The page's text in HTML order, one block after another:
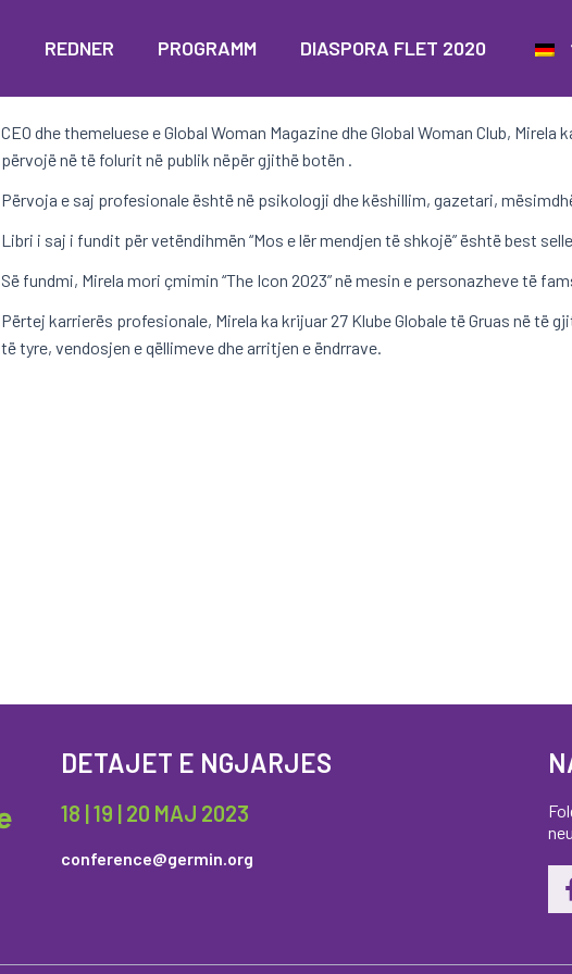
REDNER PROGRAMM DIASPORA FLET 2020
CEO dhe themeluese e Global Woman Magazine dhe Global Woman Club,
përvojë në të folurit në publik nëpër gjithë botën .
Përvoja e saj profesionale është në psikologji dhe këshillim, gazetari,
Libri i saj i fundit për vetëndihmën “Mos e lër mendjen të shkojë” është best
Së fundmi, Mirela mori çmimin “The Icon 2023” në mesin e personazheve të
Përtej karrierës profesionale, Mirela ka krijuar 27 Klube Globale të Gruas në
të tyre, vendosjen e qëllimeve dhe arritjen e ëndrrave.
DETAJET E NGJARJES
18 | 19 | 20 MAJ 2023
conference@germin.org